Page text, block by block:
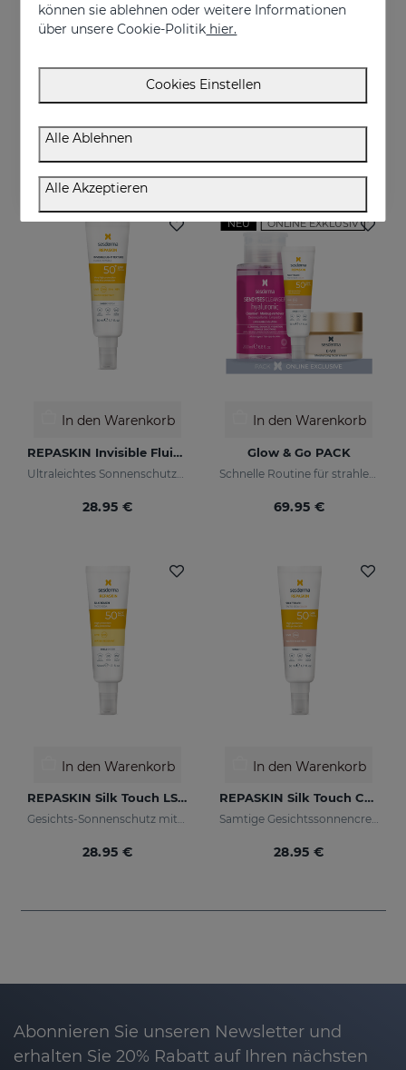
In den Warenkorb
Tschüss Pigmentflecken PACK
Anti-Flecken-Routine mit Lichtschutz
98.95 €
REPASKIN Transparent Spray LSF50
Körper-Sonnenschutzspray
29.95 €
In den Warenkorb
REPASKIN Invisible Fluid LSF50+
28.95 €
NEU ONLINE EXKLUSIV
In den Warenkorb
Glow & Go PACK
Schnelle Routine für strahlende und geschützte Haut
69.95 €
In den Warenkorb
REPASKIN Silk Touch LSF50
Gesichts-Sonnenschutz mit samtigem Finish
28.95 €
In den Warenkorb
REPASKIN Silk Touch Color LSF50
Samtige Gesichtssonnencreme mit Farbe
28.95 €
Abonnieren Sie unseren Newsletter und
erhalten Sie 20% Rabatt auf Ihren nächsten
können sie ablehnen oder weitere Informationen
über unsere Cookie-Politik hier.
Cookies Einstellen
Alle Ablehnen
Alle Akzeptieren